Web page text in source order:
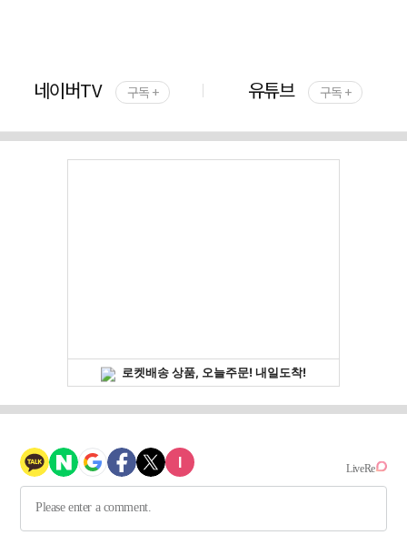
네이버TV 구독 + 유튜브 구독 +